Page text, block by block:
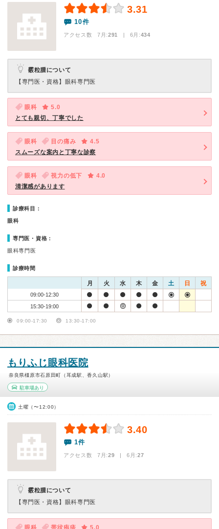
3.31
10件
アクセス数 7月:291 | 6月:434
霰粒腫について
【専門医・資格】 眼科専門医
眼科
5.0
とても親切、丁寧でした
眼科 目の痛み
4.5
スムーズな案内と丁寧な診察
眼科 視力の低下
4.0
清潔感があります
診療科目：
眼科
専門医・資格：
眼科専門医
診療時間
月 火 水 木 金 土 日 祝
09:00-12:30
15:30-19:00
09:00-17:30 13:30-17:00
もりふじ眼科医院
奈良県橿原市石原田町（耳成駅、香久山駅）
駐車場あり
土曜（〜12:00）
3.40
1件
アクセス数 7月:29 | 6月:27
霰粒腫について
【専門医・資格】 眼科専門医
眼科 帯状疱疹 5.0